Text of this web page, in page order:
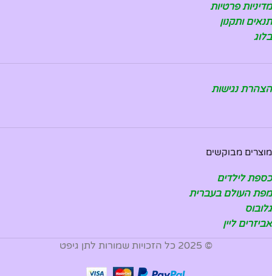
מדיניות פרטיות
תנאים ותקנון
בלוג
הצהרת נגישות
מוצרים מבוקשים
כספת לילדים
מפת העולם בעברית
גלובוס
אביזרים ליין
© 2025 כל הזכויות שמורות לתן גיפט